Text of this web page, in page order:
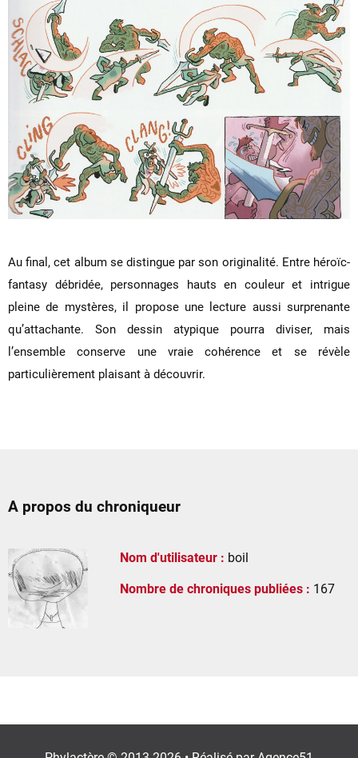
Au final, cet album se distingue par son originalité. Entre héroïc-
fantasy débridée, personnages hauts en couleur et intrigue
pleine de mystères, il propose une lecture aussi surprenante
qu’attachante. Son dessin atypique pourra diviser, mais
l’ensemble conserve une vraie cohérence et se révèle
particulièrement plaisant à découvrir.
A propos du chroniqueur
Nom d'utilisateur : boil
Nombre de chroniques publiées : 167